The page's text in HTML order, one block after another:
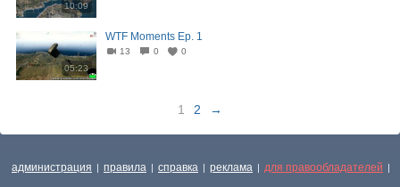
10:09
05:23
WTF Moments Ep. 1
13 0 0
1 2 →
администрация | правила | справка | реклама | для правообладателей |